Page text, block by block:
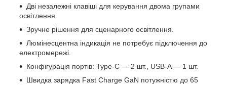
Дві незалежні клавіші для керування двома групами
освітлення.
Зручне рішення для сценарного освітлення.
Люмінесцентна індикація не потребує підключення до
електромережі.
Конфігурація портів: Type-C — 2 шт., USB-A — 1 шт.
Швидка зарядка Fast Charge GaN потужністю до 65